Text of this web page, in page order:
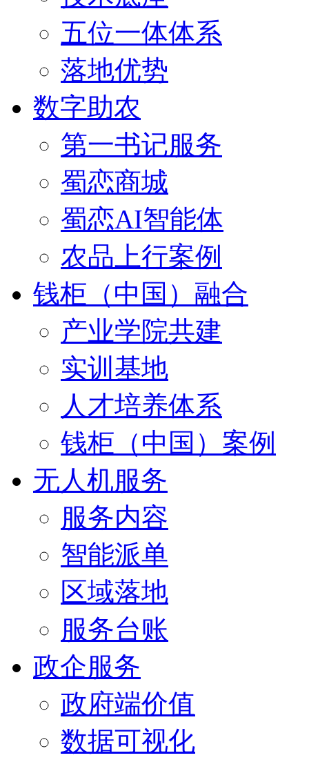
五位一体体系
落地优势
数字助农
第一书记服务
蜀恋商城
蜀恋AI智能体
农品上行案例
钱柜（中国）融合
产业学院共建
实训基地
人才培养体系
钱柜（中国）案例
无人机服务
服务内容
智能派单
区域落地
服务台账
政企服务
政府端价值
数据可视化